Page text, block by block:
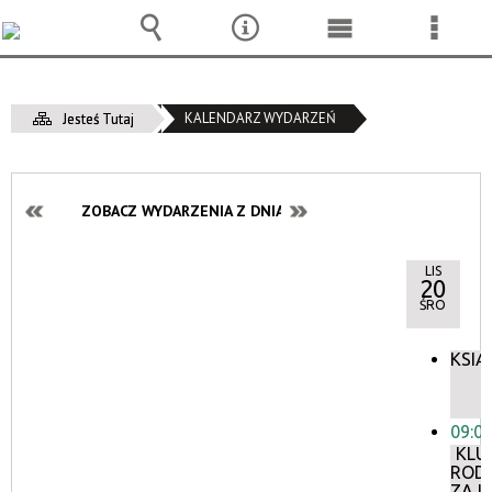
Jesteś Tutaj KALENDARZ WYDARZEŃ
ZOBACZ WYDARZENIA Z DNIA:
LIS
20
ŚRO
09:00
Wyszukiwarka
NarzędziaMenu
Menu